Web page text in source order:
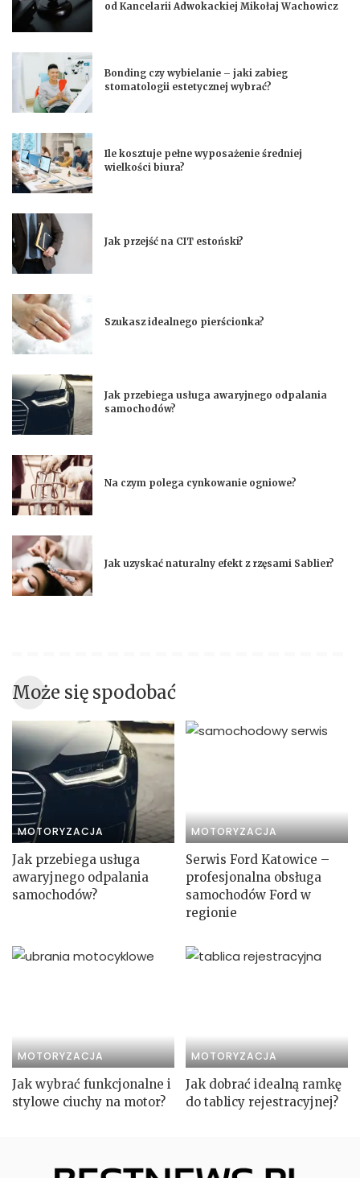
od Kancelarii Adwokackiej Mikołaj Wachowicz
Bonding czy wybielanie – jaki zabieg
stomatologii estetycznej wybrać?
Ile kosztuje pełne wyposażenie średniej
wielkości biura?
Jak przejść na CIT estoński?
Szukasz idealnego pierścionka?
Jak przebiega usługa awaryjnego odpalania
samochodów?
Na czym polega cynkowanie ogniowe?
Jak uzyskać naturalny efekt z rzęsami Sablier?
Może się spodobać
MOTORYZACJA
Jak przebiega usługa
awaryjnego odpalania
samochodów?
MOTORYZACJA
Serwis Ford Katowice –
profesjonalna obsługa
samochodów Ford w
regionie
MOTORYZACJA
Jak wybrać funkcjonalne i
stylowe ciuchy na motor?
MOTORYZACJA
Jak dobrać idealną ramkę
do tablicy rejestracyjnej?